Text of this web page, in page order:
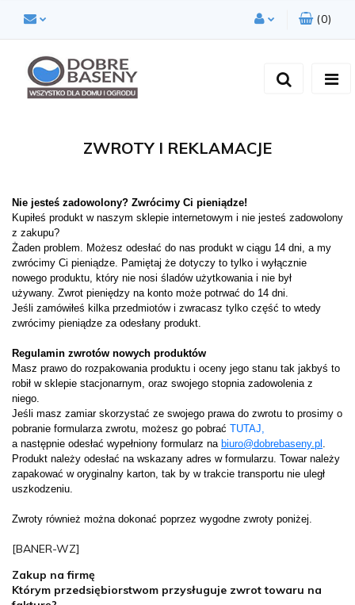
(0)
ZWROTY I REKLAMACJE
Nie jesteś zadowolony? Zwrócimy Ci pieniądze!
Kupiłeś produkt w naszym sklepie internetowym i nie jesteś zadowolony
z zakupu?
Żaden problem. Możesz odesłać do nas produkt w ciągu 14 dni, a my
zwrócimy Ci pieniądze. Pamiętaj że dotyczy to tylko i wyłącznie
nowego produktu, który nie nosi śladów użytkowania i nie był
używany. Zwrot pieniędzy na konto może potrwać do 14 dni.
Jeśli zamówiłeś kilka przedmiotów i zwracasz tylko część to wtedy
zwrócimy pieniądze za odesłany produkt.
Regulamin zwrotów nowych produktów
Masz prawo do rozpakowania produktu i oceny jego stanu tak jakbyś to
robił w sklepie stacjonarnym, oraz swojego stopnia zadowolenia z
niego.
Jeśli masz zamiar skorzystać ze swojego prawa do zwrotu to prosimy o
pobranie formularza zwrotu, możesz go pobrać TUTAJ,
a następnie odesłać wypełniony formularz na biuro@dobrebaseny.pl
Produkt należy odesłać na wskazany adres w formularzu. Towar należy
zapakować w oryginalny karton, tak by w trakcie transportu nie uległ
uszkodzeniu.
Zwroty również można dokonać poprzez wygodne zwroty poniżej.
[BANER-WZ]
Zakup na firmę
Którym przedsiębiorstwom przysługuje zwrot towaru na